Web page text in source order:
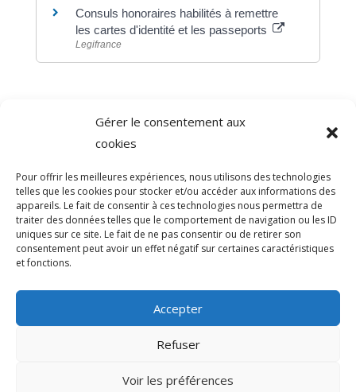
Gérer le consentement aux
cookies
Pour offrir les meilleures expériences, nous utilisons des technologies
telles que les cookies pour stocker et/ou accéder aux informations des
appareils. Le fait de consentir à ces technologies nous permettra de
traiter des données telles que le comportement de navigation ou les ID
uniques sur ce site. Le fait de ne pas consentir ou de retirer son
consentement peut avoir un effet négatif sur certaines caractéristiques
et fonctions.
Accepter
Refuser
Voir les préférences
Consuls honoraires habilités à remettre
les cartes d'identité et les passeports
Legifrance
Direction de l'information légale et administrative
comarquage developpé par
© 2026 Mairie de Sainte-Léocadie | Site